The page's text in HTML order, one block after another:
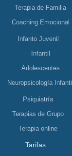
Terapia de Familia
Coaching Emocional
Infanto Juvenil
Infantil
Adolescentes
Neuropsicología Infantil
Psiquiatría
Terapias de Grupo
Terapia online
Tarifas